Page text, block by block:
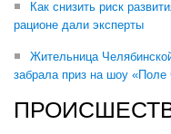
Как снизить риск
рационе дали эксперты
Жительница
забрала приз на шоу «Поле